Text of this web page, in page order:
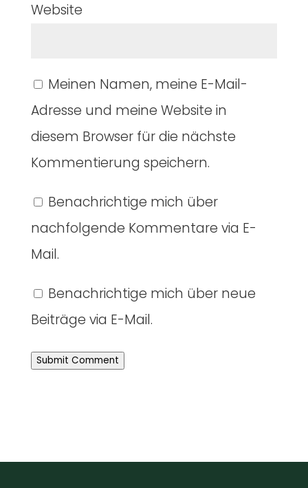
Website
Meinen Namen, meine E-Mail-
Adresse und meine Website in
diesem Browser für die nächste
Kommentierung speichern.
Benachrichtige mich über
nachfolgende Kommentare via E-
Mail.
Benachrichtige mich über neue
Beiträge via E-Mail.
Submit Comment